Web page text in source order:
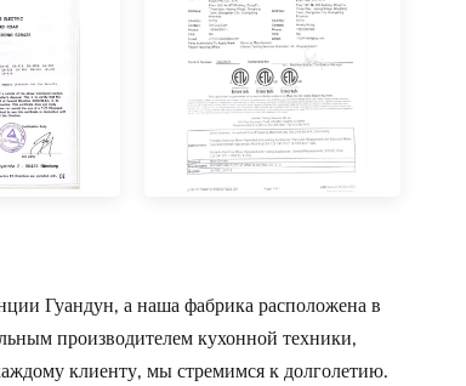
Гуандун, а наша фабрика расположена в
производителем кухонной техники,
клиенту, мы стремимся к долголетию.